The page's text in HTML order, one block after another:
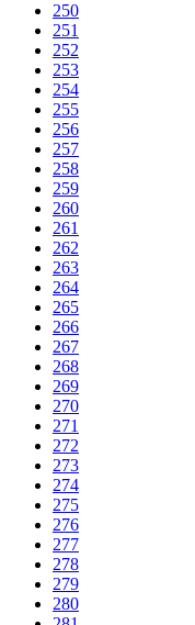
250
251
252
253
254
255
256
257
258
259
260
261
262
263
264
265
266
267
268
269
270
271
272
273
274
275
276
277
278
279
280